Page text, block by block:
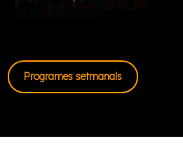
Programes setmanals